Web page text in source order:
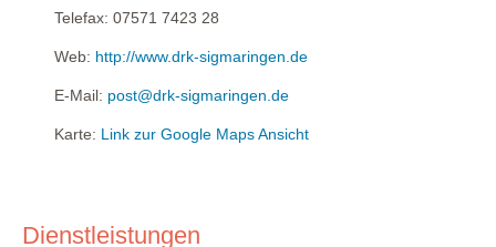
Telefax: 07571 7423 28
Web: http://www.drk-sigmaringen.de
E-Mail: post@drk-sigmaringen.de
Karte: Link zur Google Maps Ansicht
Dienstleistungen